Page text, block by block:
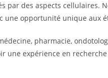
par des aspects cellulaires.
opportunité unique aux
pharmacie,
une expérience en